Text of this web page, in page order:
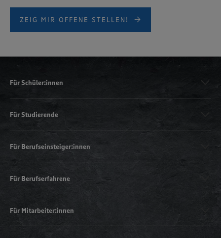
ZEIG MIR OFFENE STELLEN!
Für Schüler:innen
Für Studierende
Für Berufseinsteiger:innen
Für Berufserfahrene
Für Mitarbeiter:innen